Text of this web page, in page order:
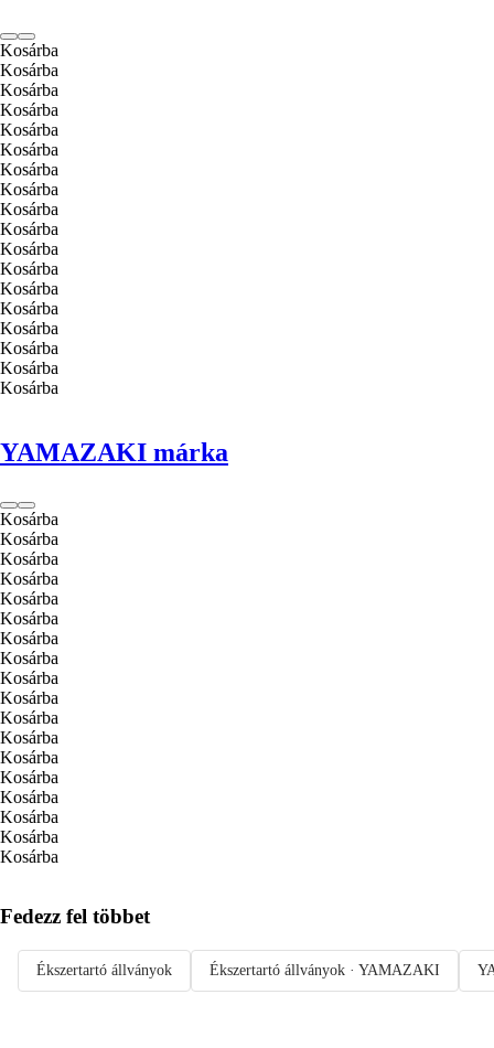
Kosárba
Kosárba
Kosárba
Kosárba
Kosárba
Kosárba
Kosárba
Kosárba
Kosárba
Kosárba
Kosárba
Kosárba
Kosárba
Kosárba
Kosárba
Kosárba
Kosárba
Kosárba
YAMAZAKI márka
Kosárba
Kosárba
Kosárba
Kosárba
Kosárba
Kosárba
Kosárba
Kosárba
Kosárba
Kosárba
Kosárba
Kosárba
Kosárba
Kosárba
Kosárba
Kosárba
Kosárba
Kosárba
Fedezz fel többet
Ékszertartó állványok Ékszertartó állványok · YAMAZAKI